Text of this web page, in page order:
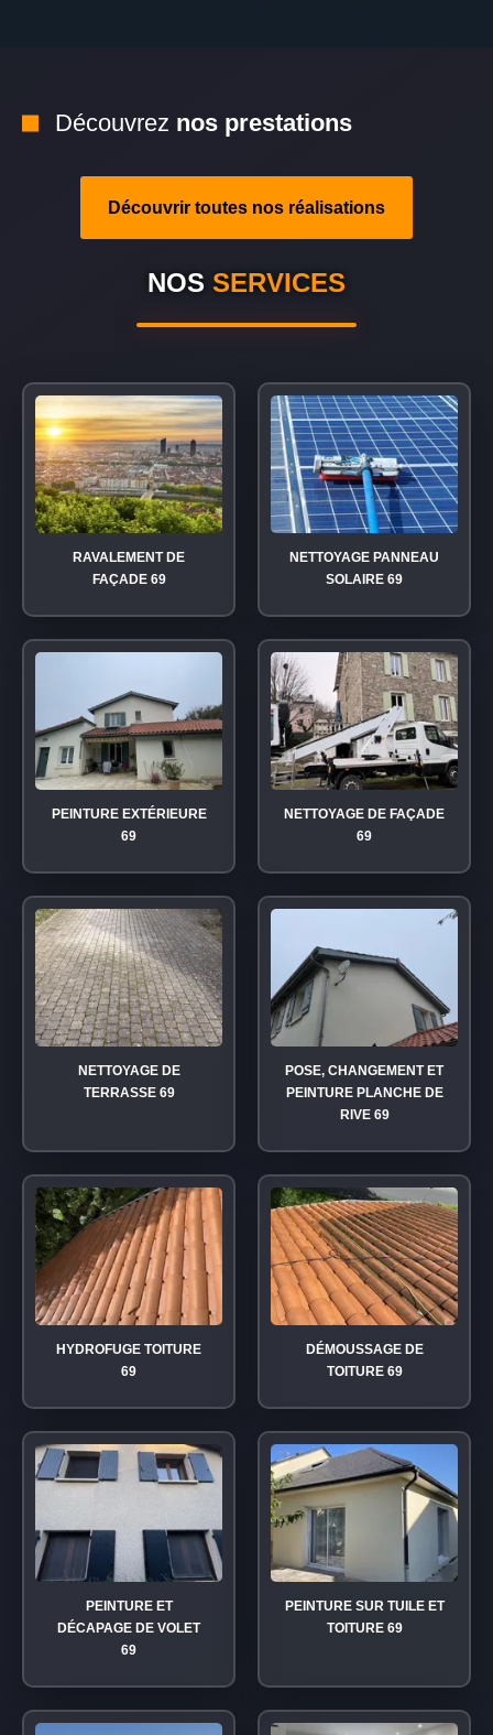
Découvrez nos prestations
Découvrir toutes nos réalisations
NOS SERVICES
RAVALEMENT DE
FAÇADE 69
NETTOYAGE PANNEAU
SOLAIRE 69
PEINTURE EXTÉRIEURE
69
NETTOYAGE DE FAÇADE
69
NETTOYAGE DE
TERRASSE 69
POSE, CHANGEMENT ET
PEINTURE PLANCHE DE
RIVE 69
HYDROFUGE TOITURE
69
DÉMOUSSAGE DE
TOITURE 69
PEINTURE ET
DÉCAPAGE DE VOLET
69
PEINTURE SUR TUILE ET
TOITURE 69